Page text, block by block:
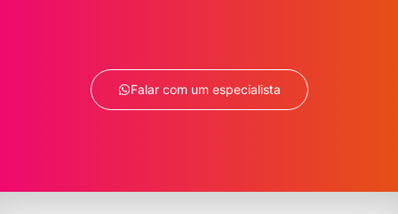
Falar com um especialista